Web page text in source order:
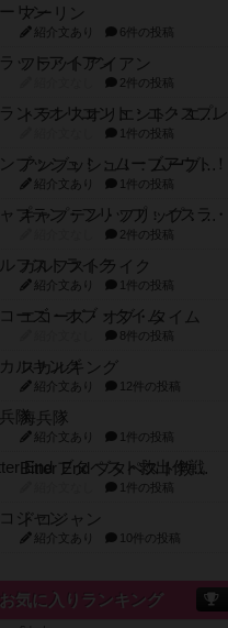
マーリン
紹介文あり 6件の投稿
フラットアイアン
2件の投稿
トランスオリエント・エクスプレス
1件の投稿
アンブッシュ！：ムーブアウト！
紹介文あり 1件の投稿
キャプテン・フリップ：イスラ・ボンバ
2件の投稿
ガルフストライク
紹介文あり 1件の投稿
エコーズ・オブ・タイム
8件の投稿
スカルキング
紹介文あり 12件の投稿
海兵隊
紹介文あり 1件の投稿
Bitter End ブタペスト救出作戦
1件の投稿
ドコジャン
紹介文あり 10件の投稿
お気に入りランキング